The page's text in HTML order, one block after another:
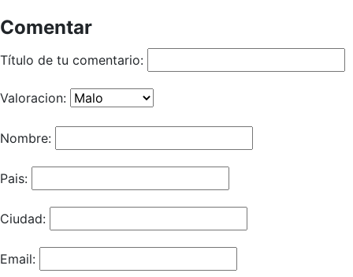
Comentar
Título de tu comentario:
Valoracion:
Nombre:
Pais:
Ciudad:
Email: